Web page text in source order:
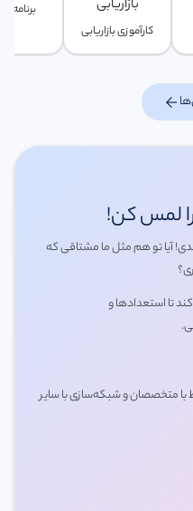
کارآموزی بازاریابی
arrow_back
لمس کن!
آیا تو هم مثل ما مشتاقی که
تا استعدادها و
با متخصصان و شبکه‌سازی با سایر